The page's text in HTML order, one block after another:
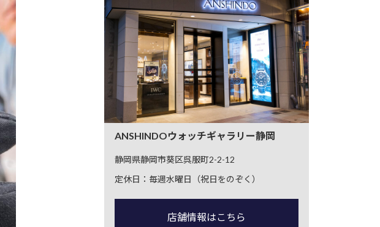
ANSHINDOウォッチギャラリー静岡
静岡県静岡市葵区呉服町2-2-12
定休日：毎週水曜日（祝日をのぞく）
店舗情報はこちら